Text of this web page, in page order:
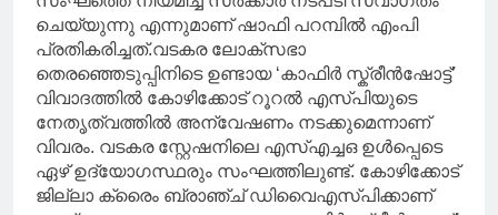
ചെയ്യുന്നു എന്നുമാണ് ഷാഫി പറമ്പില്‍ എംപി
പ്രതികരിച്ചത്.വടകര ലോക്‌സഭാ
തെരഞ്ഞെടുപ്പിനിടെ ഉണ്ടായ ‘കാഫിർ സ്ക്രീൻഷോട്ട്’
വിവാദത്തിൽ കോഴിക്കോട് റൂറൽ എസ്പിയുടെ
നേതൃത്വത്തിൽ അന്വേഷണം നടക്കുമെന്നാണ്
വിവരം. വടകര സ്റ്റേഷനിലെ എസ്എച്ചഒ ഉൾപ്പെടെ
ഏഴ് ഉദ്യോഗസ്ഥരും സംഘത്തിലുണ്ട്. കോഴിക്കോട്
ജില്ലാ ക്രൈം ബ്രാഞ്ച് ഡിവൈഎസ്പിക്കാണ്